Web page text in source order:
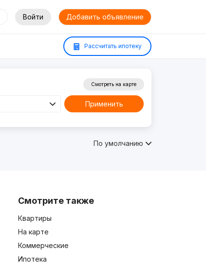
Войти Добавить объявление
Рассчитать ипотеку
Смотреть на карте
Применить
По умолчанию
Смотрите также
Квартиры
На карте
Коммерческие
Ипотека